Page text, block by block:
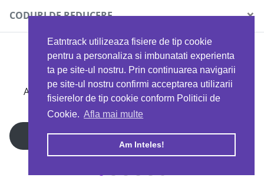
Eatntrack utilizeaza fisiere de tip cookie
pentru a personaliza si imbunatati experienta
ta pe site-ul nostru. Prin continuarea navigarii
pe site-ul nostru confirmi acceptarea utilizarii
fisierelor de tip cookie conform Politicii de
Cookie. Afla mai multe
Am Inteles!
Politica de confidențialitate
Copyright © 2026 EAT & TRACK S.R.L
CODURI DE REDUCERE ×
MYPROTEIN
Ai 40%reducere la orice comandă folosind codul
EATTRACK
Profită acum